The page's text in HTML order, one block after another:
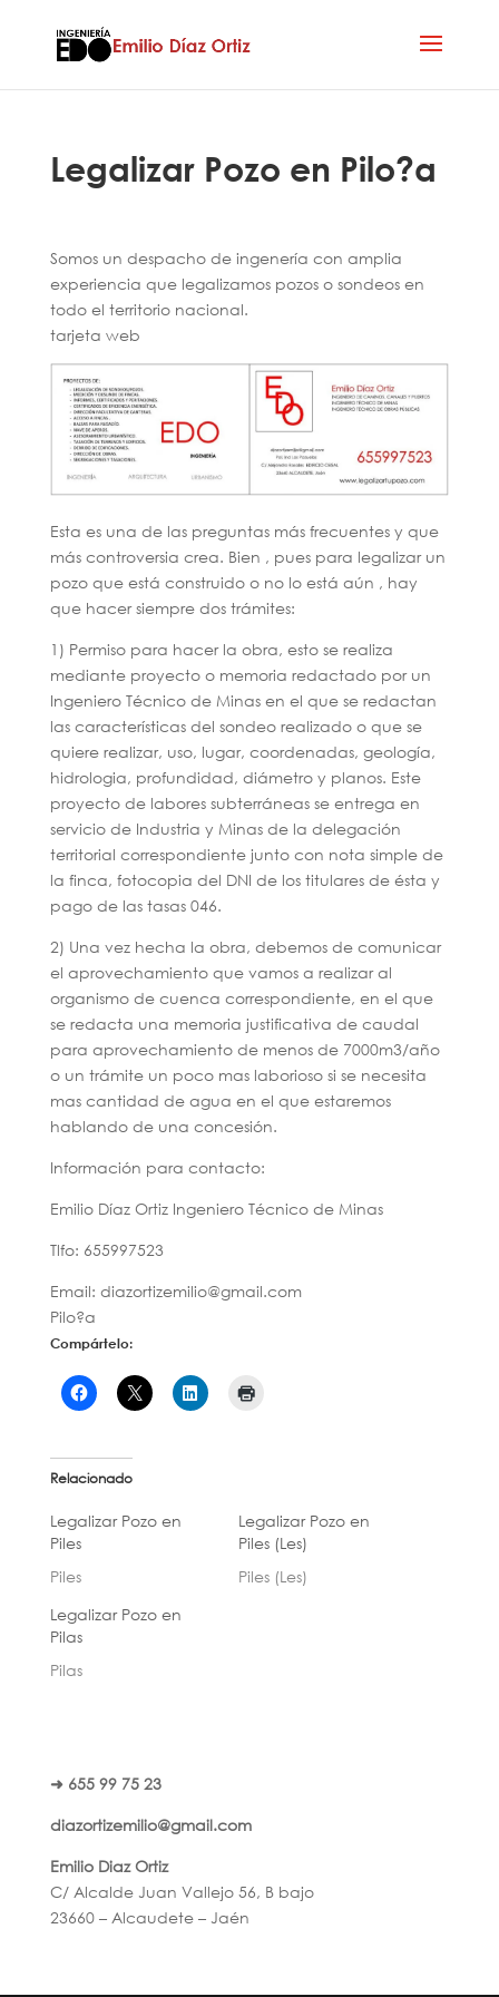
Legalizar Pozo en Pilo?a
Somos un despacho de ingenería con amplia
experiencia que legalizamos pozos o sondeos en
todo el territorio nacional.
tarjeta web
Esta es una de las preguntas más frecuentes y que
más controversia crea. Bien , pues para legalizar un
pozo que está construido o no lo está aún , hay
que hacer siempre dos trámites:
1) Permiso para hacer la obra, esto se realiza
mediante proyecto o memoria redactado por un
Ingeniero Técnico de Minas en el que se redactan
las características del sondeo realizado o que se
quiere realizar, uso, lugar, coordenadas, geología,
hidrologia, profundidad, diámetro y planos. Este
proyecto de labores subterráneas se entrega en
servicio de Industria y Minas de la delegación
territorial correspondiente junto con nota simple de
la finca, fotocopia del DNI de los titulares de ésta y
pago de las tasas 046.
2) Una vez hecha la obra, debemos de comunicar
el aprovechamiento que vamos a realizar al
organismo de cuenca correspondiente, en el que
se redacta una memoria justificativa de caudal
para aprovechamiento de menos de 7000m3/año
o un trámite un poco mas laborioso si se necesita
mas cantidad de agua en el que estaremos
hablando de una concesión.
Información para contacto:
Emilio Díaz Ortiz Ingeniero Técnico de Minas
Tlfo: 655997523
Email: diazortizemilio@gmail.com
Pilo?a
Compártelo:
Relacionado
Legalizar Pozo en
Piles
Piles
Legalizar Pozo en
Piles (Les)
Piles (Les)
Legalizar Pozo en
Pilas
Pilas
➜ 655 99 75 23
diazortizemilio@gmail.com
Emilio Diaz Ortiz
C/ Alcalde Juan Vallejo 56, B bajo
23660 – Alcaudete – Jaén